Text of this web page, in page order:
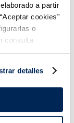
a partir
cookies”
o
consulta
detalles
10!